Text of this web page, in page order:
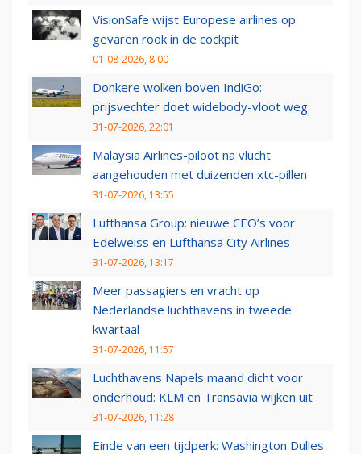
VisionSafe wijst Europese airlines op
gevaren rook in de cockpit
01-08-2026, 8:00
Donkere wolken boven IndiGo:
prijsvechter doet widebody-vloot weg
31-07-2026, 22:01
Malaysia Airlines-piloot na vlucht
aangehouden met duizenden xtc-pillen
31-07-2026, 13:55
Lufthansa Group: nieuwe CEO’s voor
Edelweiss en Lufthansa City Airlines
31-07-2026, 13:17
Meer passagiers en vracht op
Nederlandse luchthavens in tweede
kwartaal
31-07-2026, 11:57
Luchthavens Napels maand dicht voor
onderhoud: KLM en Transavia wijken uit
31-07-2026, 11:28
Einde van een tijdperk: Washington Dulles